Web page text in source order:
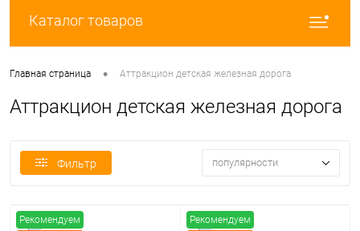
Каталог товаров
Главная страница • Аттракцион детская железная дорога
Аттракцион детская железная дорога
Фильтр популярности
Рекомендуем
Рекомендуем